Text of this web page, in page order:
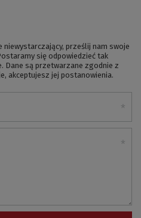
niewystarczający, prześlij nam swoje
się odpowiedzieć tak
Dane są przetwarzane zgodnie z
akceptujesz jej postanowienia.